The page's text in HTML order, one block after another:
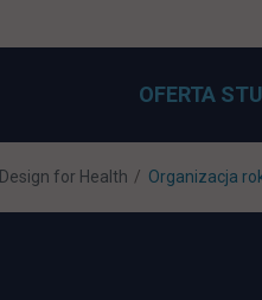
nawigacje
OFERTA
Design for Health Organizacja